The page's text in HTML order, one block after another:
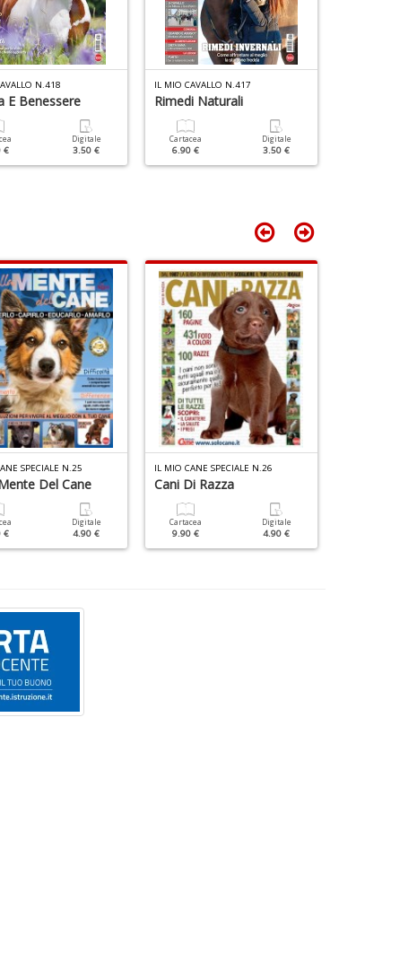
N.418
E Benessere
€
Digitale
3.50 €
IL MIO CAVALLO N.417
Rimedi Naturali
Cartacea
6.90 €
Digitale
3.50 €
SPECIALE N.25
Del Cane
€
Digitale
4.90 €
IL MIO CANE SPECIALE N.26
Cani Di Razza
Cartacea
9.90 €
Digitale
4.90 €